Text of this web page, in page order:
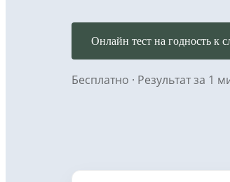
Онлайн тест на годность к
Бесплатно · Результат за 1